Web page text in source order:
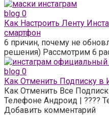
blog 0
Как Настроить Ленту
смартфон
6 причин, почему не
решения) Рассмотрим 6
blog 0
Как Отменить Подписку в
Как Отменить Все
Телефоне Андроид | ????
Добавить комментарий